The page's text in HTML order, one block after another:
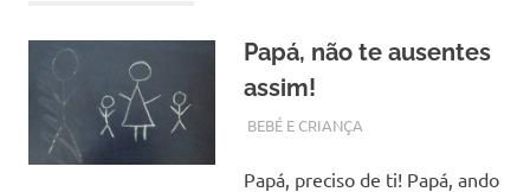
Papá, não te ausentes
assim!
FEVEREIRO 28, 2018
ADMIN
BEBÉ E CRIANÇA
Papá, preciso de ti! Papá, ando